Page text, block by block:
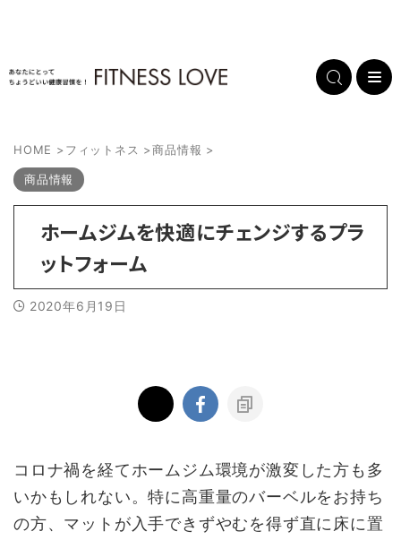
HOME >フィットネス >商品情報 >
商品情報
ホームジムを快適にチェンジするプラ
ットフォーム
2020年6月19日
コロナ禍を経てホームジム環境が激変した方も多
いかもしれない。特に高重量のバーベルをお持ち
の方、マットが入手できずやむを得ず直に床に置